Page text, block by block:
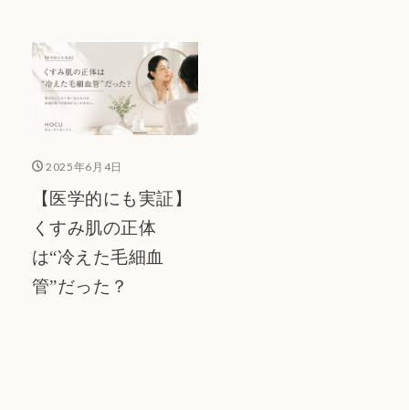
2025年6月4日
【医学的にも実証】
くすみ肌の正体
は“冷えた毛細血
管”だった？